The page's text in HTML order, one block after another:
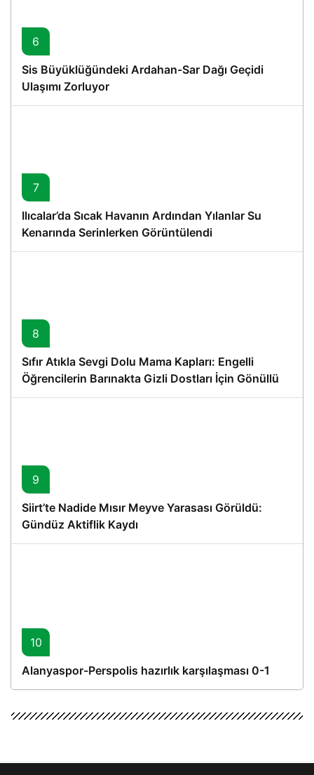
6
Sis Büyüklüğündeki Ardahan-Sar Dağı Geçidi
Ulaşımı Zorluyor
7
Ilıcalar’da Sıcak Havanın Ardından Yılanlar Su
Kenarında Serinlerken Görüntülendi
8
Sıfır Atıkla Sevgi Dolu Mama Kapları: Engelli
Öğrencilerin Barınakta Gizli Dostları İçin Gönüllü
Proje
9
Siirt’te Nadide Mısır Meyve Yarasası Görüldü:
Gündüz Aktiflik Kaydı
10
Alanyaspor-Perspolis hazırlık karşılaşması 0-1